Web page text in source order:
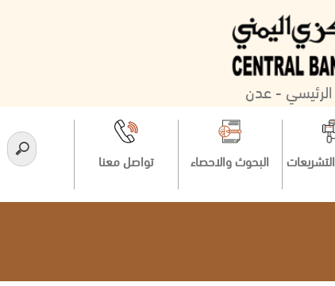
الرئيسي - عدن
البحوث والاحصاء تواصل معنا